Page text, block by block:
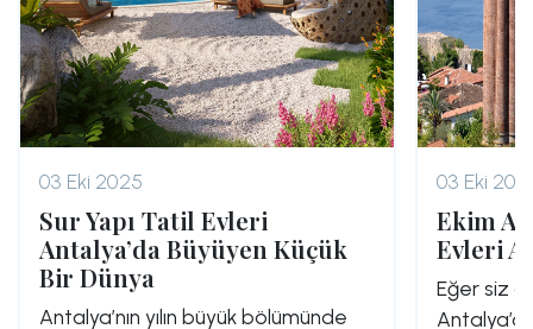
03 Eki 2025
Sur Yapı Tatil Evleri
Antalya’da Büyüyen Küçük
Bir Dünya
Antalya’nın yılın büyük bölümünde
03 Eki
Ekim
Evleri
Eğer siz